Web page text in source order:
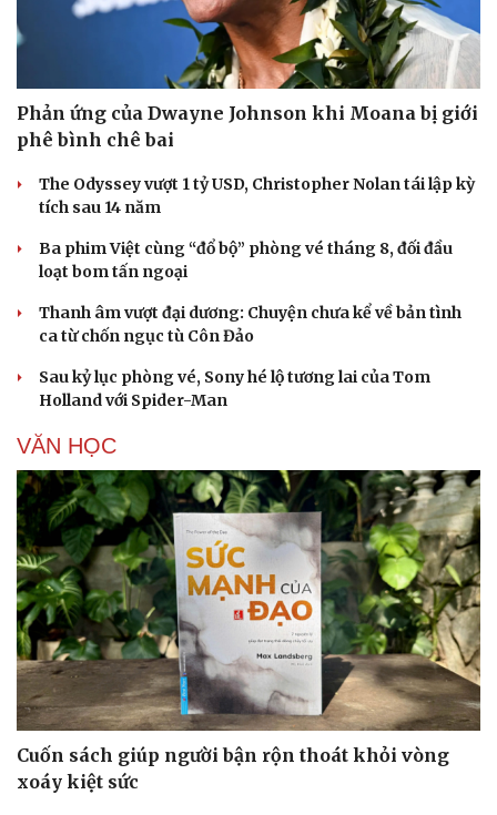
Cải chính
Phản ứng của Dwayne Johnson khi Moana bị giới
phê bình chê bai
The Odyssey vượt 1 tỷ USD, Christopher Nolan tái lập kỳ
tích sau 14 năm
Ba phim Việt cùng “đổ bộ” phòng vé tháng 8, đối đầu
loạt bom tấn ngoại
Thanh âm vượt đại dương: Chuyện chưa kể về bản tình
ca từ chốn ngục tù Côn Đảo
Sau kỷ lục phòng vé, Sony hé lộ tương lai của Tom
Holland với Spider-Man
VĂN HỌC
Cuốn sách giúp người bận rộn thoát khỏi vòng
xoáy kiệt sức